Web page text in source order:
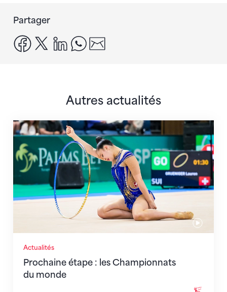
Partager
facebook
x linkedinwhatsapp
Autres actualités
Actualités
Prochaine étape : les Championnats
du monde
Prochaine étape : les Championnats du monde